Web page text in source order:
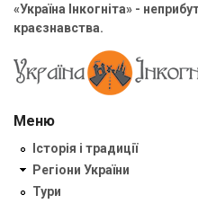
«Україна Інкогніта» -
краєзнавства.
Меню
Історія і традиції
Регіони України
Тури